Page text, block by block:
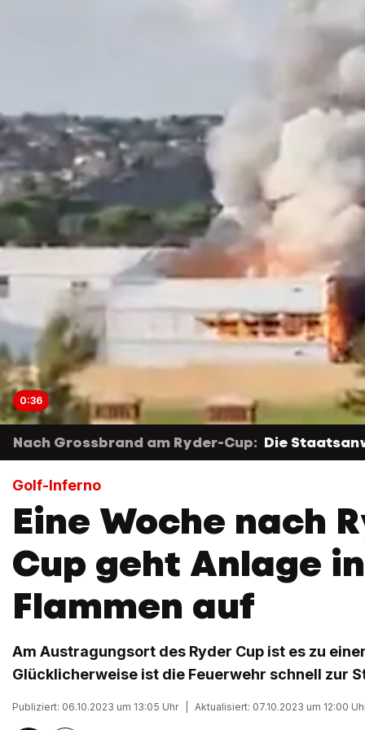
0:36
Nach Grossbrand am Ryder-Cup: Die
Golf-Inferno
Eine Woche nach
Cup geht Anlage in
Flammen auf
Am Austragungsort des Ryder Cup ist es zu
Glücklicherweise ist die Feuerwehr schnell zur
Publiziert: 06.10.2023 um 13:05 Uhr Aktualisiert: 07.10.2023 um 12:00